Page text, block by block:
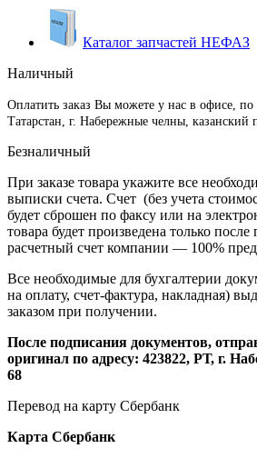
Каталог запчастей НЕФАЗ
Наличный
Оплатить заказ Вы можете у нас в офисе,
Татарстан, г. Набережные челны, казанский
Безналичный
При заказе товара укажите все
выписки счета. Счет (без учета
будет сброшен по факсу или на
товара будет произведена только
расчетный счет компании — 100%
Все необходимые для бухгалтерии
на оплату, счет-фактура, накладная)
заказом при получении.
После подписания документов,
оригинал по адресу: 423822, РТ, г.
68
Перевод на карту Сбербанк
Карта Сбербанк